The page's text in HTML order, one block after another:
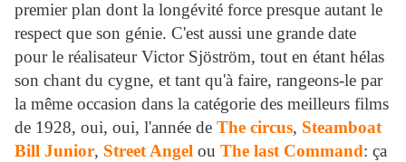
premier plan dont la longévité force presque autant le
respect que son génie. C'est aussi une grande date
pour le réalisateur Victor Sjöström, tout en étant hélas
son chant du cygne, et tant qu'à faire, rangeons-le par
la même occasion dans la catégorie des meilleurs films
de 1928, oui, oui, l'année de The circus, Steamboat
Bill Junior, Street Angel ou The last Command: ça